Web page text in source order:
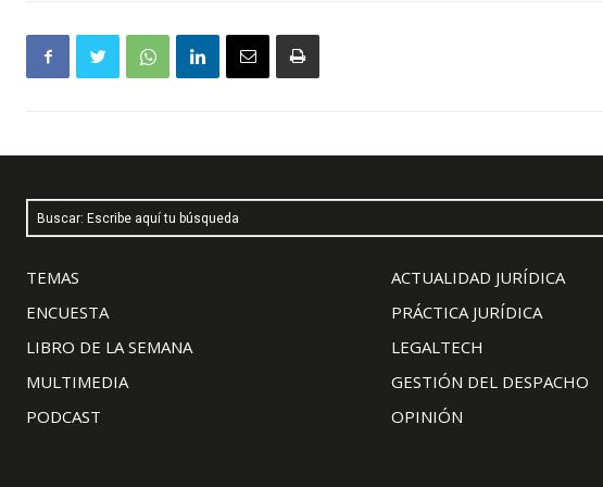
Buscar: Escribe aquí tu búsqueda
TEMAS
ENCUESTA
LIBRO DE LA SEMANA
MULTIMEDIA
PODCAST
ACTUALIDAD JURÍDICA
PRÁCTICA JURÍDICA
LEGALTECH
GESTIÓN DEL DESPACHO
OPINIÓN